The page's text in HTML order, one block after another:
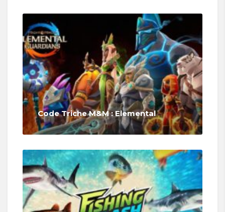
Code Triche M&M : Elemental